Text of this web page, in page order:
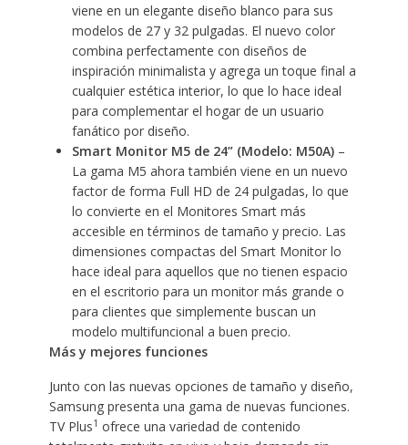
viene en un elegante diseño blanco para sus
modelos de 27 y 32 pulgadas. El nuevo color
combina perfectamente con diseños de
inspiración minimalista y agrega un toque final a
cualquier estética interior, lo que lo hace ideal
para complementar el hogar de un usuario
fanático por diseño.
Smart Monitor M5 de 24” (Modelo: M50A)–
La gama M5 ahora también viene en un nuevo
factor de forma Full HD de 24 pulgadas, lo que
lo convierte en el Monitores Smart más
accesible en términos de tamaño y precio. Las
dimensiones compactas del Smart Monitor lo
hace ideal para aquellos que no tienen espacio
en el escritorio para un monitor más grande o
para clientes que simplemente buscan un
modelo multifuncional a buen precio.
Más y mejores funciones
Junto con las nuevas opciones de tamaño y diseño,
Samsung presenta una gama de nuevas funciones.
TV Plus1 ofrece una variedad de contenido